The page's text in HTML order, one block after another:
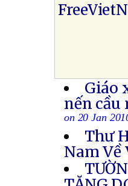
Giáo
nến cầu
on 20 Jan
Thư
Nam Về